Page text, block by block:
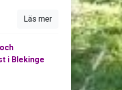
Läs mer
i Blekinge